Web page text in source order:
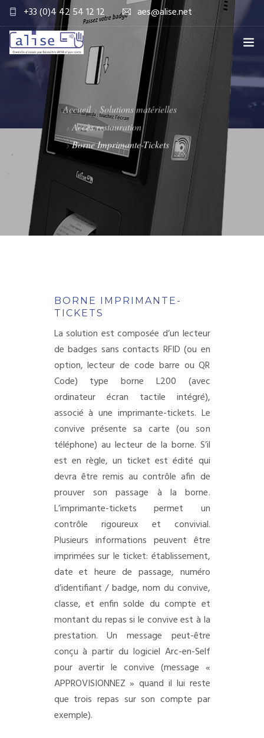
+33 (0)4 42 54 12 12 aes@alise.net
SOCIÉTÉ
SOLUTIONS LOGICIELLES
SOLUTIONS MATÉRIELLES
SERVICES
CONSOMMABLES ET ACCESSOIRES
LE CLUB
Accueil
Solutions matérielles
Accès restauration
Borne Imprimante-Tickets
BORNE IMPRIMANTE-
TICKETS
La solution est composée d’un lecteur
de badges sans contacts RFID (ou en
option, lecteur de code barre ou QR
Code) type borne L200 (avec
ordinateur écran tactile intégré),
associé à une imprimante-tickets. Le
convive présente sa carte (ou son
téléphone) au lecteur de la borne. S’il
est en règle, un ticket est édité qui
devra être remis au contrôle afin de
prouver son passage à la borne.
L’imprimante-tickets permet un
contrôle rigoureux et convivial.
Plusieurs informations peuvent être
imprimées sur le ticket: établissement,
date et heure de passage, numéro
d’identifiant / badge, nom du convive,
classe, et enfin solde du compte et
montant du repas si le convive est à la
prestation. Un message peut-être
conçu à partir du logiciel Arc-en-Self
pour avertir le convive (message «
APPROVISIONNEZ » quand il lui reste
que trois repas sur son compte par
exemple).